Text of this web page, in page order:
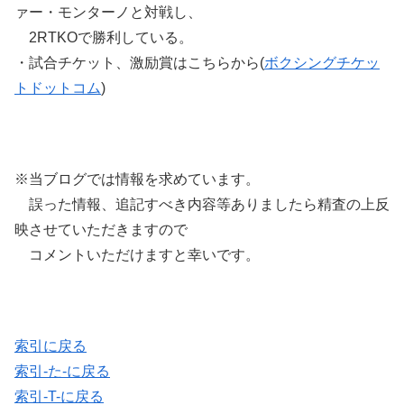
ァー・モンターノと対戦し、
2RTKOで勝利している。
・試合チケット、激励賞はこちらから(ボクシングチケッ
トドットコム)
※当ブログでは情報を求めています。
誤った情報、追記すべき内容等ありましたら精査の上反
映させていただきますので
コメントいただけますと幸いです。
索引に戻る
索引-た-に戻る
索引-T-に戻る